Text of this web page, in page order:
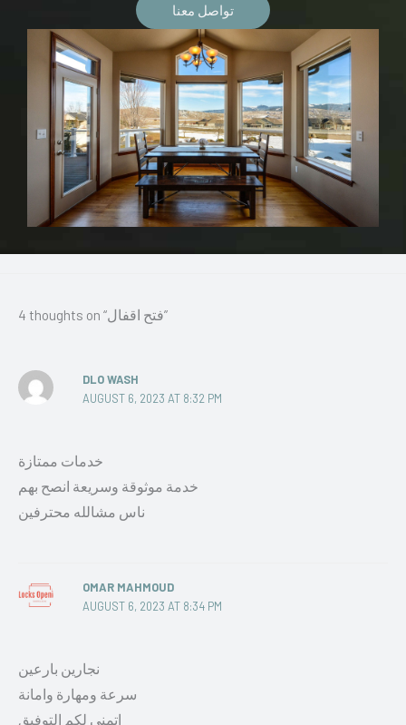
تواصل معنا
4 thoughts on “فتح اقفال”
DLO WASH
AUGUST 6, 2023 AT 8:32 PM
خدمات ممتازة
خدمة موثوقة وسريعة انصح بهم
ناس مشالله محترفين
OMAR MAHMOUD
AUGUST 6, 2023 AT 8:34 PM
نجارين بارعين
سرعة ومهارة وامانة
اتمنى لكم التوفيق